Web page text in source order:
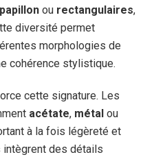
papillon ou rectangulaires,
diversité permet
morphologies de
cohérence stylistique.
cette signature. Les
acétate, métal ou
à la fois légèreté et
des détails